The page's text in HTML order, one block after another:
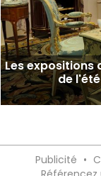
Les expositions
de
Publicité •